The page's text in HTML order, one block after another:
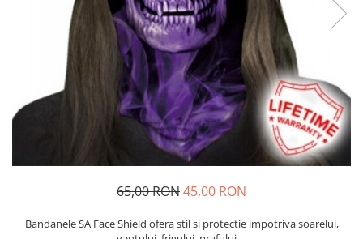
Espadrile
Casti
Lopeti de zapada / avalansa
Imbracaminte de corp
Copii
Jachete copii
Caciuli
Imbracaminte de corp
65,00 RON45,00 RON
Bandanele SA Face Shield ofera stil si protectie impotriva soarelui,